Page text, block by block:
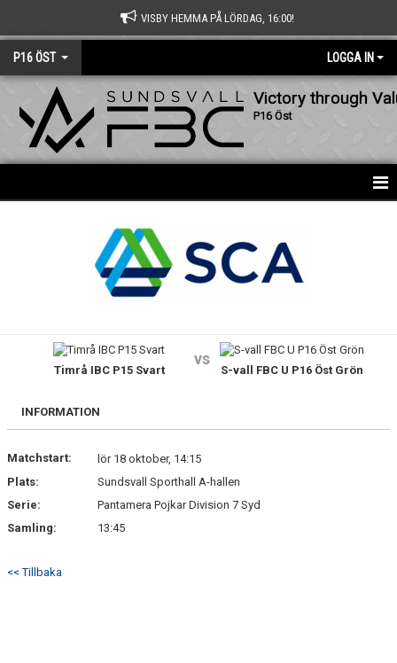
VISBY HEMMA PÅ LÖRDAG, 16:00!
P16 ÖST LOGGA IN
Victory through
P16 Öst
TRUPPEN
BILDGALLERI
KONTAKT
INTRESSEANMÄLAN
Timrå IBC P15 Svart
vs
S-vall FBC U P16 Öst Grön
INFORMATION
Matchstart:
lör 18 oktober, 14:15
Plats:
Sundsvall Sporthall A-hallen
Serie:
Pantamera Pojkar Division 7 Syd
Samling:
13:45
<< Tillbaka